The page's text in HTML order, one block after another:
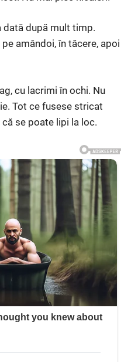
dată după mult timp.
amândoi, în tăcere, apoi
cu lacrimi în ochi. Nu
Tot ce fusese stricat
se poate lipi la loc.